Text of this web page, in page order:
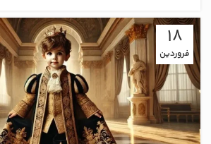
18
فروردین